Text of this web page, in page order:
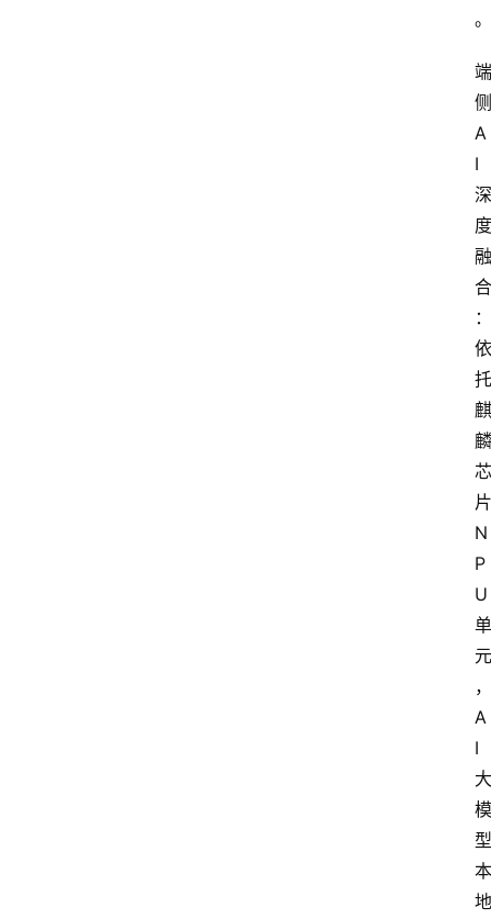
。
端
侧
A
I
深
度
融
合
：
依
托
麒
麟
芯
片
N
P
U
单
元
，
A
I
大
模
型
本
地